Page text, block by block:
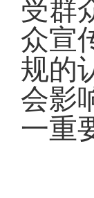
受群
众宣
规的
会影
一重